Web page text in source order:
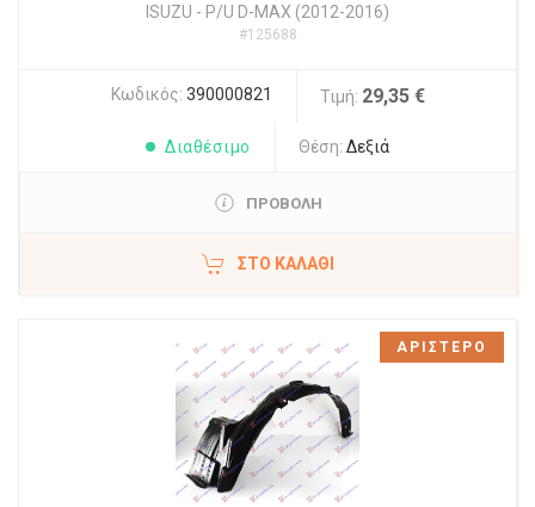
ISUZU - P/U D-MAX (2012-2016)
#125688
Κωδικός: 390000821 Τιμή: 29,35 €
Διαθέσιμο Θέση: Δεξιά
ΠΡΟΒΟΛΗ
ΣΤΟ ΚΑΛΆΘΙ
ΑΡΙΣΤΕΡΟ